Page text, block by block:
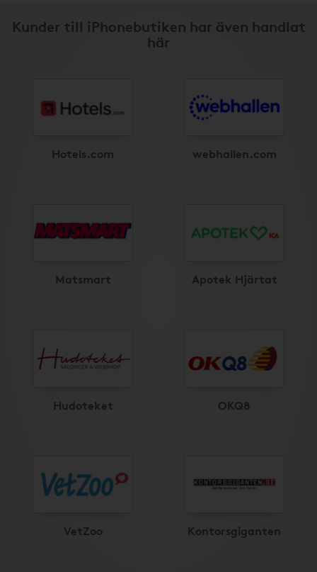
Kunder till iPhonebutiken har även handlat
här
Hotels.com webhallen.com
Matsmart Apotek Hjärtat
Hudoteket OKQ8
VetZoo Kontorsgiganten